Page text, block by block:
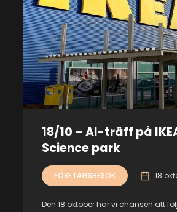
18/10 – AI-träff på
Science park
FÖRETAGSBESÖK 18
Den 18 oktober har vi chansen att